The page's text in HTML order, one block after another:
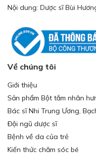
Nội dung: Dược sĩ Bùi
Về chúng tôi
Giới thiệu
Sản phẩm Bột tắm nhân
Bác sĩ Nhi Trung Ương,
Đội ngũ dược sĩ
Bệnh về da của trẻ
Kiến thức chăm sóc bé